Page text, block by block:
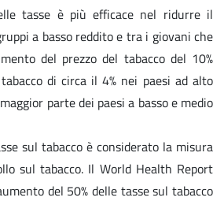
tasse è più efficace nel ridurre il
a basso reddito e tra i giovani che
del prezzo del tabacco del 10%
di circa il 4% nei paesi ad alto
parte dei paesi a basso e medio
sul tabacco è considerato la misura
sul tabacco. Il World Health Report
del 50% delle tasse sul tabacco